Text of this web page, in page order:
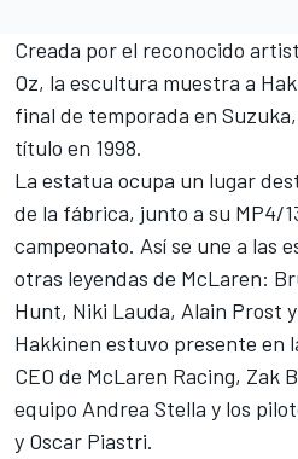
Creada por el reconocido
Oz, la escultura muestra a
final de temporada en
título en 1998.
La estatua ocupa un lugar
de la fábrica, junto a su MP4/
campeonato. Así se une a las
otras leyendas de McLaren:
Hunt, Niki Lauda, Alain Prost
Hakkinen estuvo presente en
CEO de McLaren Racing, Zak
equipo Andrea Stella y los
y Oscar Piastri.